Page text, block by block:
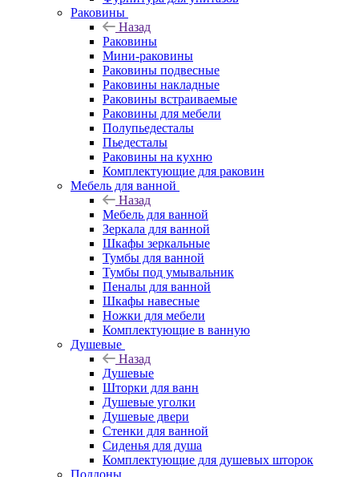
Раковины
Назад
Раковины
Мини-раковины
Раковины подвесные
Раковины накладные
Раковины встраиваемые
Раковины для мебели
Полупьедесталы
Пьедесталы
Раковины на кухню
Комплектующие для раковин
Мебель для ванной
Назад
Мебель для ванной
Зеркала для ванной
Шкафы зеркальные
Тумбы для ванной
Тумбы под умывальник
Пеналы для ванной
Шкафы навесные
Ножки для мебели
Комплектующие в ванную
Душевые
Назад
Душевые
Шторки для ванн
Душевые уголки
Душевые двери
Стенки для ванной
Сиденья для душа
Комплектующие для душевых шторок
Поддоны